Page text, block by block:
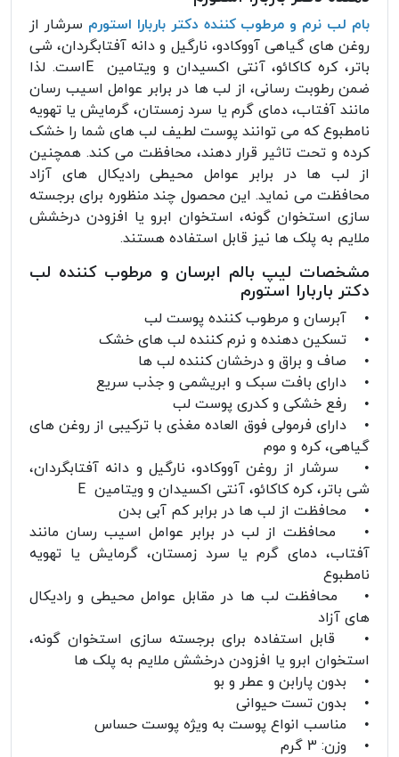
بام لب نرم و مرطوب کننده دکتر باربارا استورم سرشار از
روغن های گیاهی آووکادو، نارگیل و دانه آفتابگردان، شی
باتر، کره کاکائو، آنتی اکسیدان و ویتامین Eاست. لذا
ضمن رطوبت رسانی، از لب ها در برابر عوامل اسیب رسان
مانند آفتاب، دمای گرم یا سرد زمستان، گرمایش یا تهویه
نامطبوع که می توانند پوست لطیف لب های شما را خشک
کرده و تحت تاثیر قرار دهند، محافظت می کند. همچنین
از لب ها در برابر عوامل محیطی رادیکال های آزاد
محافظت می نماید. این محصول چند منظوره برای برجسته
سازی استخوان گونه، استخوان ابرو یا افزودن درخشش
ملایم به پلک ها نیز قابل استفاده هستند.
مشخصات لیپ بالم ابرسان و مرطوب کننده لب
دکتر باربارا استورم
• آبرسان و مرطوب کننده پوست لب
• تسکین دهنده و نرم کننده لب های خشک
• صاف و براق و درخشان کننده لب ها
• دارای بافت سبک و ابریشمی و جذب سریع
• رفع خشکی و کدری پوست لب
• دارای فرمولی فوق العاده مغذی با ترکیبی از روغن های
گیاهی، کره و موم
• سرشار از روغن آووکادو، نارگیل و دانه آفتابگردان،
شی باتر، کره کاکائو، آنتی اکسیدان و ویتامین E
• محافظت از لب ها در برابر کم آبی بدن
• محافظت از لب در برابر عوامل اسیب رسان مانند
آفتاب، دمای گرم یا سرد زمستان، گرمایش یا تهویه
نامطبوع
• محافظت لب ها در مقابل عوامل محیطی و رادیکال
های آزاد
• قابل استفاده برای برجسته سازی استخوان گونه،
استخوان ابرو یا افزودن درخشش ملایم به پلک ها
• بدون پارابن و عطر و بو
• بدون تست حیوانی
• مناسب انواع پوست به ویژه پوست حساس
• وزن: 3 گرم